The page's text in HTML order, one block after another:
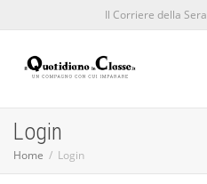
Il Corriere della Sera
Login
Home Login